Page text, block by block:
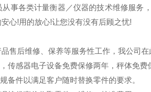
事各类计量衡器／仪器的技术维修服务
心!用的放心!让您没有没有后顾之忧!
售后维修、保养等服务性工作，我公司在
传感器电子设备免费保修两年，秤体免费
备件以满足客户随时替换零件的要求。